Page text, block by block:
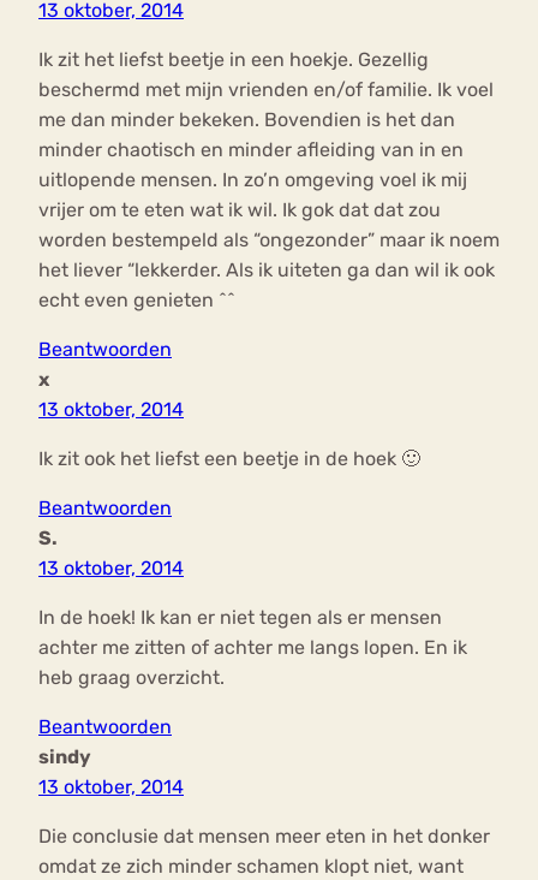
13 oktober, 2014
Ik zit het liefst beetje in een hoekje. Gezellig
beschermd met mijn vrienden en/of familie. Ik voel
me dan minder bekeken. Bovendien is het dan
minder chaotisch en minder afleiding van in en
uitlopende mensen. In zo’n omgeving voel ik mij
vrijer om te eten wat ik wil. Ik gok dat dat zou
worden bestempeld als “ongezonder” maar ik noem
het liever “lekkerder. Als ik uiteten ga dan wil ik ook
echt even genieten ^^
Beantwoorden
x
13 oktober, 2014
Ik zit ook het liefst een beetje in de hoek 🙂
Beantwoorden
S.
13 oktober, 2014
In de hoek! Ik kan er niet tegen als er mensen
achter me zitten of achter me langs lopen. En ik
heb graag overzicht.
Beantwoorden
sindy
13 oktober, 2014
Die conclusie dat mensen meer eten in het donker
omdat ze zich minder schamen klopt niet, want